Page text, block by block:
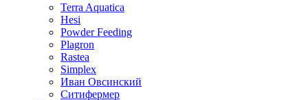
Terra Aquatica
Hesi
Powder Feeding
Plagron
Rastea
Simplex
Иван Овсинский
Ситифермер